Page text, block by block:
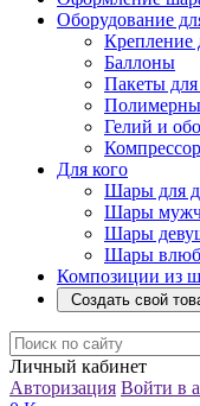
Оборудование
Крепление
Баллоны
Пакеты
Гелий и
Для кого
Шары для
Шары
Шары
Шары
Композиции из
Создать свой
Личный кабинет
Авторизация Войти в